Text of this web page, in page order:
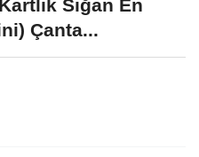
Sığan En
Çanta...